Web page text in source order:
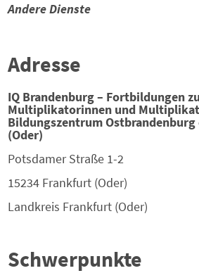
Andere Dienste
Adresse
IQ Brandenburg – Fortbildungen
Multiplikatorinnen und
Bildungszentrum Ostbrandenburg
(Oder)
Potsdamer Straße 1-2
15234 Frankfurt (Oder)
Landkreis Frankfurt (Oder)
Schwerpunkte